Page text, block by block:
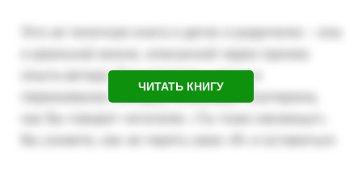
ЧИТАТЬ КНИГУ